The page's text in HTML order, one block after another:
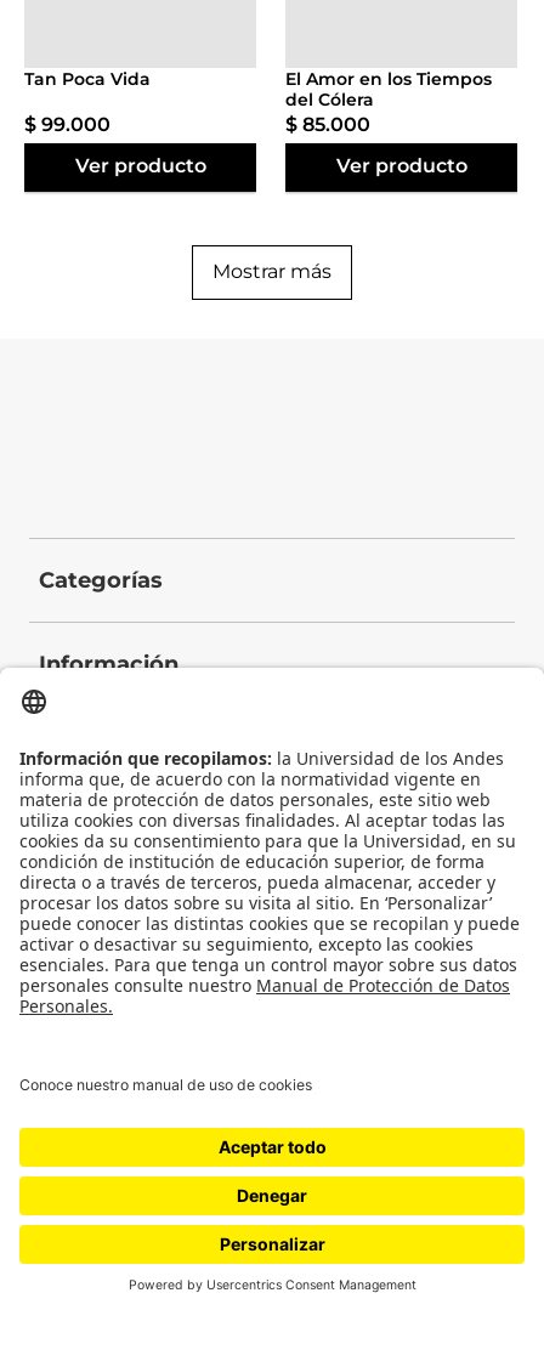
Tan Poca Vida
$ 99.000
Ver producto
El Amor en los Tiempos
del Cólera
$ 85.000
Ver producto
Mostrar más
Categorías
Información
Contacto
Universidad de los Andes | Vigilada Mineducación
Reconocimiento como Universidad: Decreto 1297 del 30 de mayo de 1964.
Reconocimiento personería jurídica: Resolución 28 del 23 de febrero de 1949
vigentes sobre propiedad Intelectual, por lo tanto su utilización parcial o total,
préstamo público e importación, total o parcial, en todo o en parte, en
formato impreso o digital y en cualquier formato conocido o por conocer, se
encuentran prohibidos, y solo serán lícitos en la medida en que se cuente con
la autorización previa y expresa por escrito de la Universidad de los Andes..